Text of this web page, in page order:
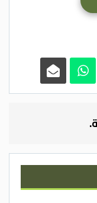
النتيجة
النتيجة
شباب العقبة